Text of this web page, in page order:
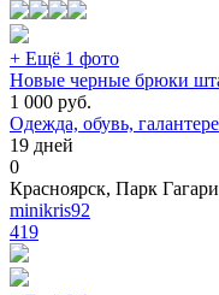
+ Ещё 1 фото
Новые черные брюки
1 000 руб.
Одежда, обувь,
19 дней
0
Красноярск, Парк
minikris92
419